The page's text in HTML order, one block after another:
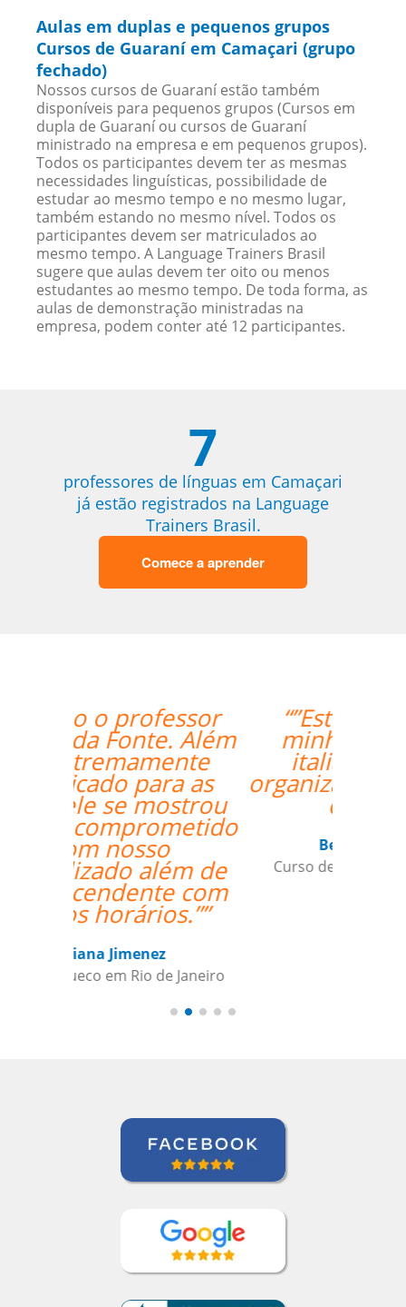
Aulas em duplas e pequenos grupos
Cursos de Guaraní em Camaçari (grupo
fechado)
Nossos cursos de Guaraní estão também
disponíveis para pequenos grupos (Cursos em
dupla de Guaraní ou cursos de Guaraní
ministrado na empresa e em pequenos grupos).
Todos os participantes devem ter as mesmas
necessidades linguísticas, possibilidade de
estudar ao mesmo tempo e no mesmo lugar,
também estando no mesmo nível. Todos os
participantes devem ser matriculados ao
mesmo tempo. A Language Trainers Brasil
sugere que aulas devem ter oito ou menos
estudantes ao mesmo tempo. De toda forma, as
aulas de demonstração ministradas na
empresa, podem conter até 12 participantes.
7
professores de línguas em Camaçari
já estão registrados na Language
Trainers Brasil.
Comece a aprender
“”Estou amando
minhas aulas de
italiano, muito
organizado o trabalho
de vcs””
Beatris Castro
Curso de Italiano em Santos